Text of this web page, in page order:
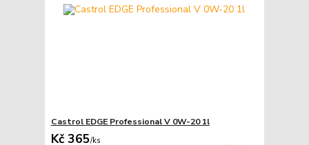
Castrol EDGE Professional V 0W-20 1l
Kč 365/ks